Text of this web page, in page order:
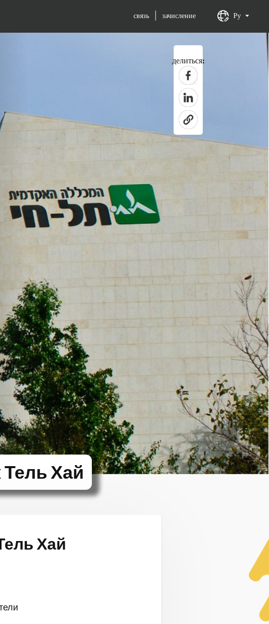
связь зачисление Ру
Хай
Хай
делиться: